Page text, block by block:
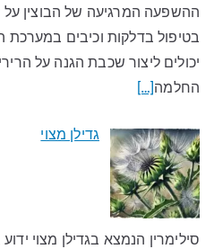
ההשפעה המרגיעה של הבוצין על
בטיפול בדלקות וכיבים במערכת
יכולים ליצור שכבת הגנה על
החלמה[…]
גדילן מצוי
סילימרין הנמצא בגדילן מצוי